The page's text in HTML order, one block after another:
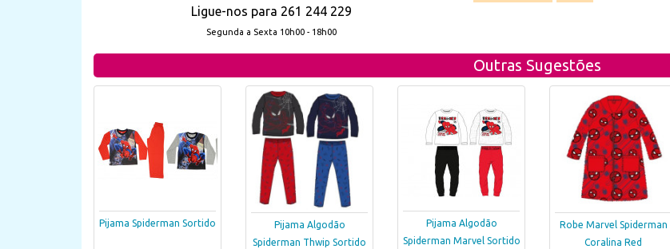
Ligue-nos para 261 244 229
Segunda a Sexta 10h00 - 18h00
Outras Sugestões
Pijama Spiderman Sortido
Pijama Algodão
Spiderman Thwip Sortido
Pijama Algodão
Spiderman Marvel Sortido
Robe Marvel Spiderman
Coralina Red